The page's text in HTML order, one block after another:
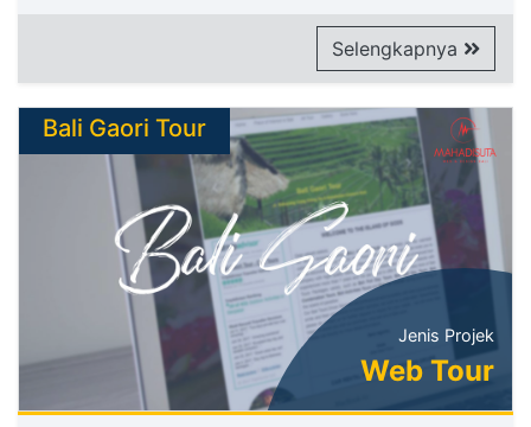
Selengkapnya
Jenis Projek
Web Tour
Bali Gaori Tour